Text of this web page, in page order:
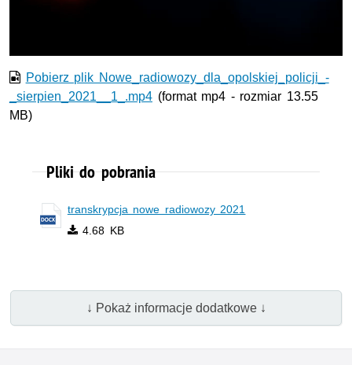
Pobierz plik Nowe_radiowozy_dla_opolskiej_policji_-
_sierpien_2021__1_.mp4 (format mp4 - rozmiar 13.55
MB)
Pliki do pobrania
transkrypcja nowe radiowozy 2021
4.68 KB
↓ Pokaż informacje dodatkowe ↓